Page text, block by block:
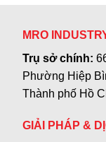
MRO
Trụ sở chính:
Phường Hiệp
Thành phố Hồ
GIẢI PHÁP &